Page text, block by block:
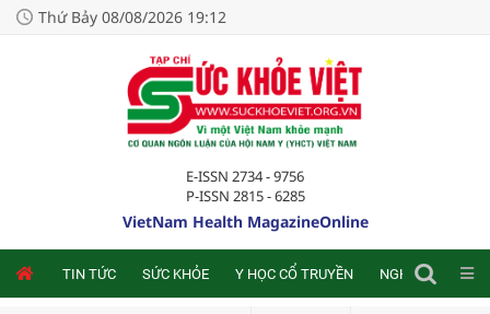
Thứ Bảy 08/08/2026 19:12
E-ISSN 2734 - 9756
P-ISSN 2815 - 6285
VietNam Health MagazineOnline
TIN TỨC SỨC KHỎE Y HỌC CỔ TRUYỀN NGHIÊN CỨU